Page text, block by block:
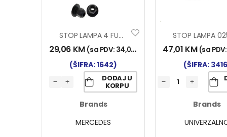
STOP LAMPA 4 FUNK. REB
29,06 KM (sa PDV: 34,00
(ŠIFRA: 1642)
DODAJ U
KORPU
Brands
MERCEDES
47,01 KM (sa
(ŠIFRA:
Brands